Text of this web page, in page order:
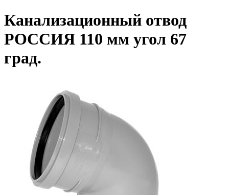
Канализационный отвод
РОССИЯ 110 мм угол 67
град.